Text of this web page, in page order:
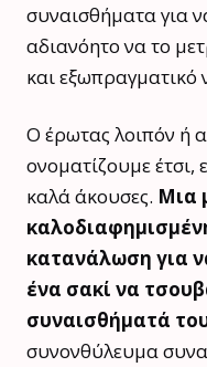
συναισθήματα για
αδιανόητο να το
και εξωπραγματικό
Ο έρωτας λοιπόν ή
ονοματίζουμε
καλά άκουσες. Μια
κατανάλωση για
ένα σακί να
συναισθήματά
συνονθύλευμα